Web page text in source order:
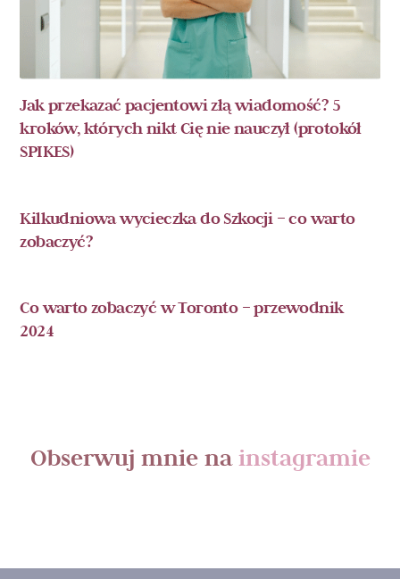
Jak przekazać pacjentowi złą wiadomość? 5
kroków, których nikt Cię nie nauczył (protokół
SPIKES)
Kilkudniowa wycieczka do Szkocji – co warto
zobaczyć?
Co warto zobaczyć w Toronto – przewodnik
2024
Obserwuj mnie nainstagramie